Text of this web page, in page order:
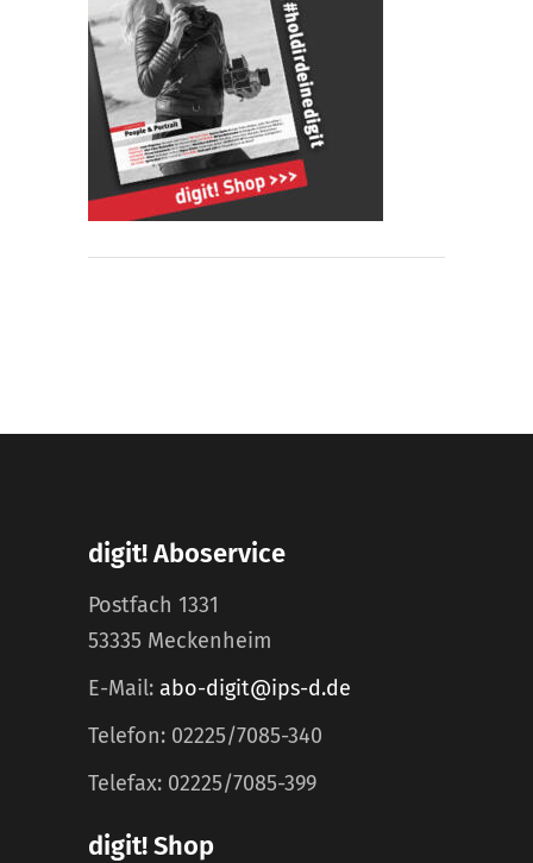
digit! Aboservice
Postfach 1331
53335 Meckenheim
E-Mail: abo-digit@ips-d.de
Telefon: 02225/7085-340
Telefax: 02225/7085-399
digit! Shop